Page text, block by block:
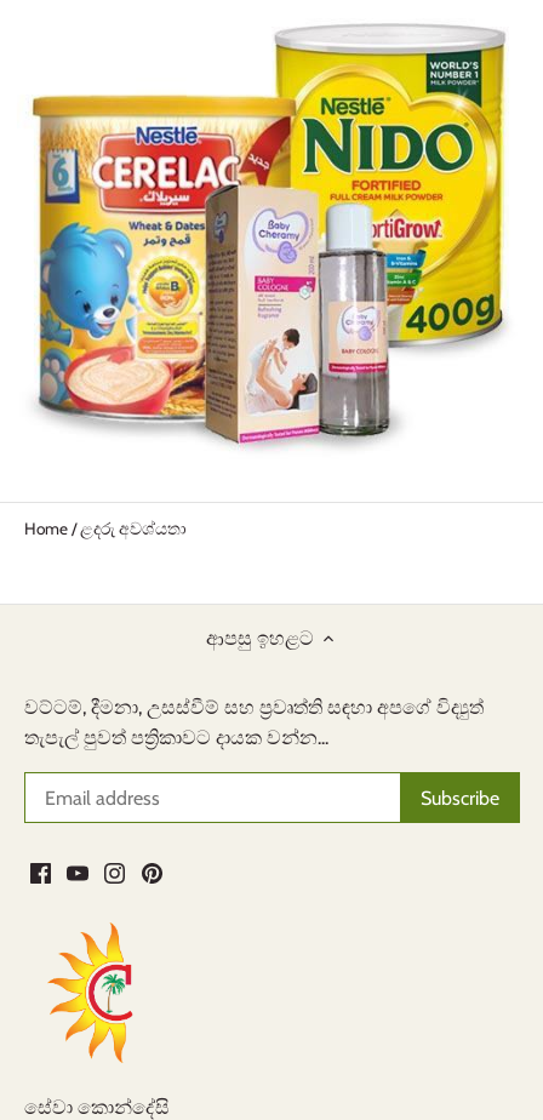
Home/ළදරු අවශ්යතා
ආපසු ඉහළට
වට්ටම්, දීමනා, උසස්වීම් සහ ප්‍රවෘත්ති සඳහා අපගේ විද්‍යුත්
තැපැල් පුවත් පත්‍රිකාවට දායක වන්න...
සේවා කොන්දේසි